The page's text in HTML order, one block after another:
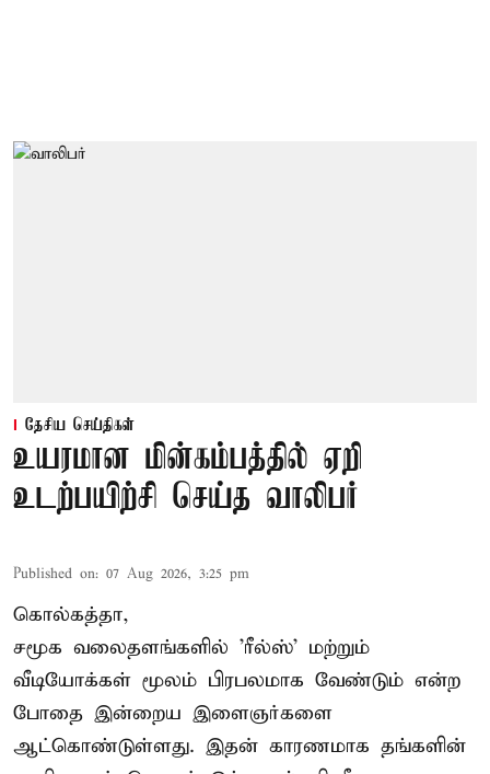
தேசிய செய்திகள்
உயரமான மின்கம்பத்தில் ஏறி
உடற்பயிற்சி செய்த வாலிபர்
Published on: 07 Aug 2026, 3:25 pm
கொல்கத்தா,
சமூக வலைதளங்களில் 'ரீல்ஸ்' மற்றும்
வீடியோக்கள் மூலம் பிரபலமாக வேண்டும் என்ற
போதை இன்றைய இளைஞர்களை
ஆட்கொண்டுள்ளது. இதன் காரணமாக தங்களின்